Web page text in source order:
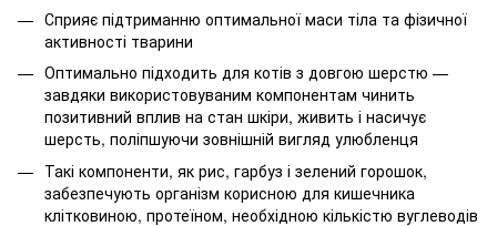
Сприяє підтриманню оптимальної маси тіла та фізичної
активності тварини
Оптимально підходить для котів з довгою шерстю —
завдяки використовуваним компонентам чинить
позитивний вплив на стан шкіри, живить і насичує
шерсть, поліпшуючи зовнішній вигляд улюбленця
Такі компоненти, як рис, гарбуз і зелений горошок,
забезпечують організм корисною для кишечника
клітковиною, протеїном, необхідною кількістю вуглеводів